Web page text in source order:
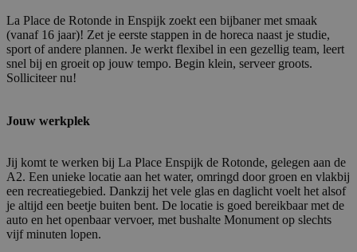
La Place de Rotonde in Enspijk zoekt een bijbaner met smaak
(vanaf 16 jaar)! Zet je eerste stappen in de horeca naast je studie,
sport of andere plannen. Je werkt flexibel in een gezellig team, leert
snel bij en groeit op jouw tempo. Begin klein, serveer groots.
Solliciteer nu!
Jouw werkplek
Jij komt te werken bij La Place Enspijk de Rotonde, gelegen aan de
A2. Een unieke locatie aan het water, omringd door groen en vlakbij
een recreatiegebied. Dankzij het vele glas en daglicht voelt het alsof
je altijd een beetje buiten bent. De locatie is goed bereikbaar met de
auto en het openbaar vervoer, met bushalte Monument op slechts
vijf minuten lopen.